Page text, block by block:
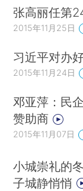
张高丽任第
2015年11月25日
习近平对办
2015年11月24日
邓亚萍：民
赞助商
2015年11月07日
小城崇礼的
子城静悄悄